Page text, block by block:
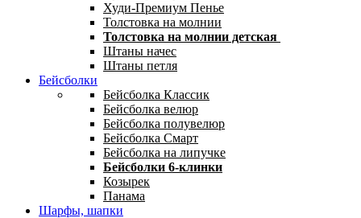
Худи-Премиум Пенье
Толстовка на молнии
Толстовка на молнии детская
Штаны начес
Штаны петля
Бейсболки
Бейсболка Классик
Бейсболка велюр
Бейсболка полувелюр
Бейсболка Смарт
Бейсболка на липучке
Бейсболки 6-клинки
Козырек
Панама
Шарфы, шапки